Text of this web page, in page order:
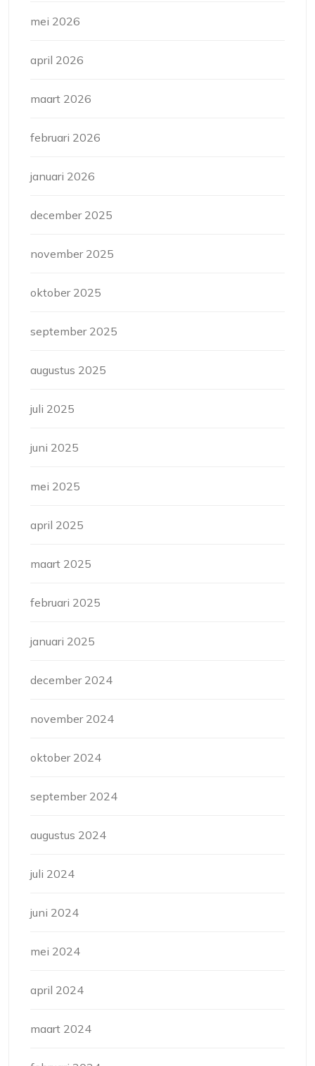
mei 2026
april 2026
maart 2026
februari 2026
januari 2026
december 2025
november 2025
oktober 2025
september 2025
augustus 2025
juli 2025
juni 2025
mei 2025
april 2025
maart 2025
februari 2025
januari 2025
december 2024
november 2024
oktober 2024
september 2024
augustus 2024
juli 2024
juni 2024
mei 2024
april 2024
maart 2024